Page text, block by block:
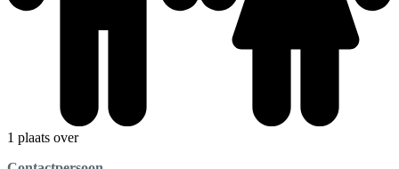
1 plaats over